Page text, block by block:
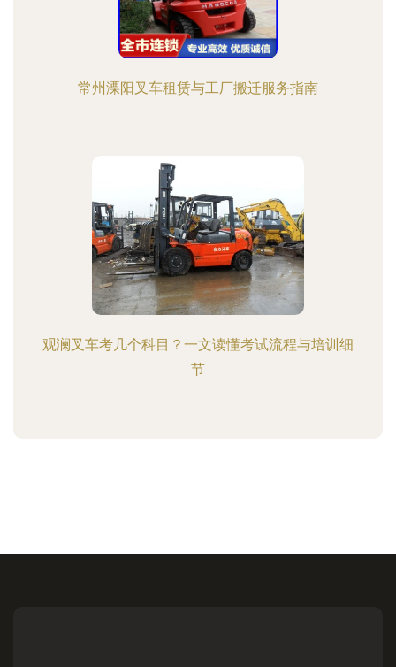
常州溧阳叉车租赁与工厂搬迁服务指南
观澜叉车考几个科目？一文读懂考试流程与培训细
节